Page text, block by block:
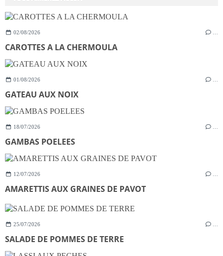
02/08/2026
CAROTTES A LA CHERMOULA
01/08/2026
GATEAU AUX NOIX
18/07/2026
GAMBAS POELEES
12/07/2026
AMARETTIS AUX GRAINES DE PAVOT
25/07/2026
SALADE DE POMMES DE TERRE